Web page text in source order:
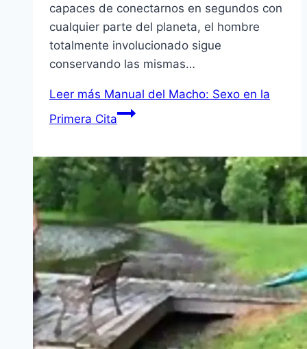
capaces de conectarnos en segundos con
cualquier parte del planeta, el hombre
totalmente involucionado sigue
conservando las mismas…
Leer más Manual del Macho: Sexo en la
Primera Cita